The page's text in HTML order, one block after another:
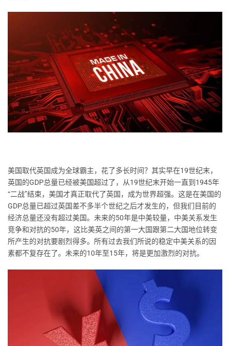
美国取代英国成为全球霸主，花了多长时间？其实早在19世纪末，
英国的GDP总量已经被美国超过了，从19世纪末开始一直到1945年
“二战”结束，美国才真正取代了英国，成为世界超强。这是在美国的
GDP总量已超过英国差不多半个世纪之后才发生的，但我们目前的
经济总量还没有超过美国。未来的50年是中美较量，中美关系发生
竞争和对抗的50年，这比美英之间的第一大国跟第二大国地位转变
所产生的对抗要剧烈得多。所有过去我们所说的稳定中美关系的因
素都不复存在了。未来的10年至15年，将是更加激烈的对抗。